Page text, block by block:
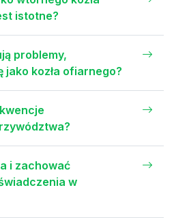
istotne?
problemy,
jako kozła ofiarnego?
i zachować
w